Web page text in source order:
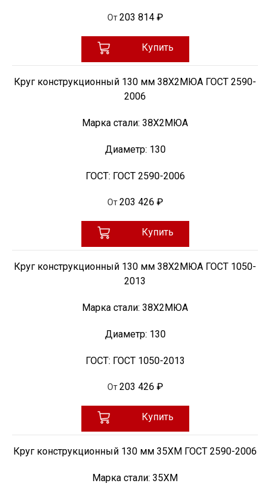
От 203 814 ₽
Купить
Круг конструкционный 130 мм 38Х2МЮА ГОСТ 2590-
2006
Марка стали: 38Х2МЮА
Диаметр: 130
ГОСТ: ГОСТ 2590-2006
От 203 426 ₽
Купить
Круг конструкционный 130 мм 38Х2МЮА ГОСТ 1050-
2013
Марка стали: 38Х2МЮА
Диаметр: 130
ГОСТ: ГОСТ 1050-2013
От 203 426 ₽
Купить
Круг конструкционный 130 мм 35ХМ ГОСТ 2590-2006
Марка стали: 35ХМ